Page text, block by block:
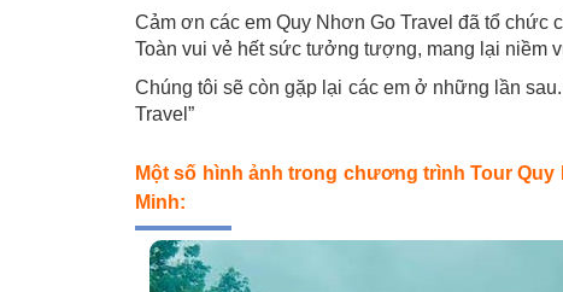
Cảm ơn các em Quy Nhơn Go Travel đã tổ chức
Toàn vui vẻ hết sức tưởng tượng, mang lại niềm
Chúng tôi sẽ còn gặp lại các em ở những lần
Travel”
Một số hình ảnh trong chương trình Tour
Minh: